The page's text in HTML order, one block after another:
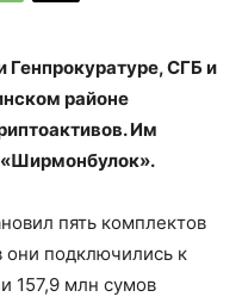
Генпрокуратуре, СГБ и
районе
Им
пять комплектов
они подключились к
157,9 млн сумов